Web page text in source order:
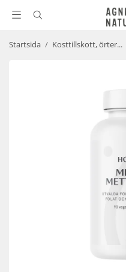
Startsida / Kosttillskott, örter...